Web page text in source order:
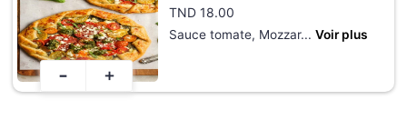
TND 18.00
Sauce tomate, Mozzar... Voir plus
- +